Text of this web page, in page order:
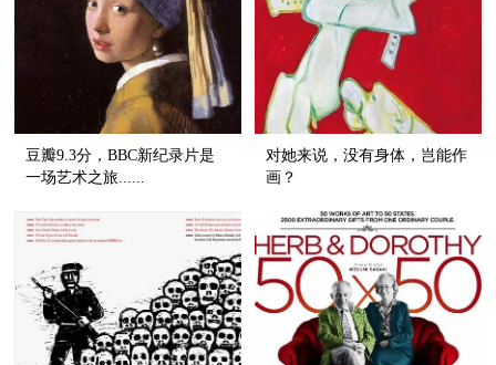
豆瓣9.3分，BBC新纪录片是
一场艺术之旅......
对她来说，没有身体，岂能作
画？